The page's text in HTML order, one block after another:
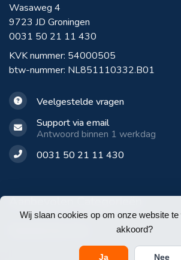
Wij slaan cookies op om onze website
akkoord?
Ja Nee
Wasaweg 4
9723 JD Groningen
0031 50 21 11 430
KVK nummer: 54000505
btw-nummer: NL851110332.B01
Veelgestelde vragen
Support via email
Antwoord binnen 1 werkdag
0031 50 21 11 430